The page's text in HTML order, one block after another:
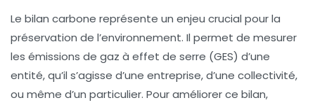
Le bilan carbone représente un enjeu crucial pour la
préservation de l’environnement. Il permet de mesurer
les émissions de gaz à effet de serre (GES) d’une
entité, qu’il s’agisse d’une entreprise, d’une collectivité,
ou même d’un particulier. Pour améliorer ce bilan,